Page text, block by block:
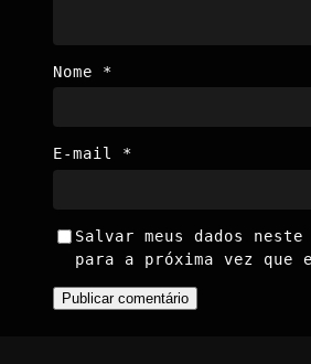
Nome *
E-mail *
Salvar meus dados neste
para a próxima vez que